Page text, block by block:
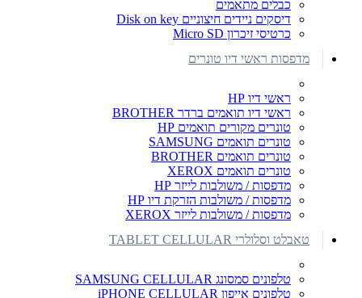
כבלים מתאמים
דיסקים ניידים חיצוניים Disk on key
כרטיסי זיכרון Micro SD
מדפסות ראשי דיו טונרים
ראשי דיו HP
ראשי דיו תואמים ברדר BROTHER
טונרים מקורים תואמים HP
טונרים תואמים SAMSUNG
טונרים תואמים BROTHER
טונרים תואמים XEROX
מדפסות / משולבות לייזר HP
מדפסות / משולבות הזרקת דיו HP
מדפסות / משולבות לייזר XEROX
טאבלט וסלולרי TABLET CELLULAR
טלפונים סמסונג SAMSUNG CELLULAR
טלפונים אייפון iPHONE CELLULAR